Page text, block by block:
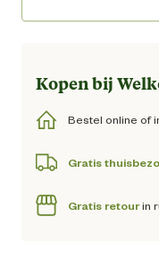
Kopen bij
Bestel online of
Gratis
Gratis retourin